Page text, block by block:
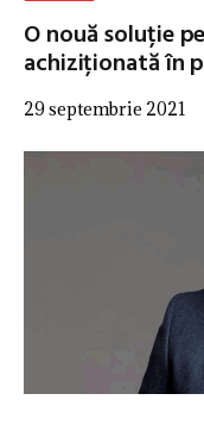
O nouă soluție
achiziționată în
29 septembrie 2021